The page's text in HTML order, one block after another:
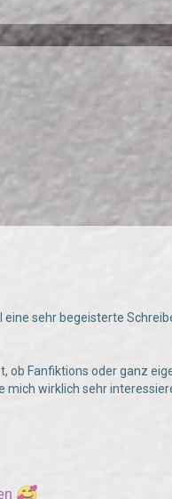
eine sehr begeisterte
Fanfiktions oder ganz
mich wirklich sehr